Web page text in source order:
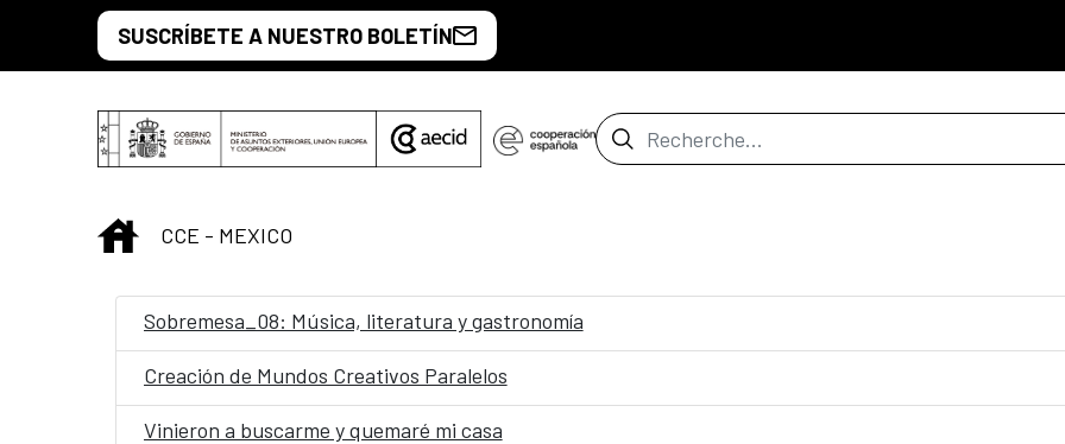
Saut au contenu principal
SUSCRÍBETE A NUESTRO BOLETÍN
Barre de recherche
INICIO
CCE - MEXICO
Sobremesa_08: Música, literatura y gastronomía
Creación de Mundos Creativos Paralelos
Vinieron a buscarme y quemaré mi casa